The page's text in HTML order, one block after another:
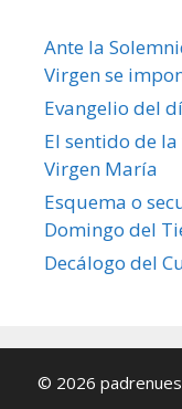
Ante la
Virgen se
Evangelio del
El sentido de
Virgen María
Esquema o
Domingo del
Decálogo del
© 2026